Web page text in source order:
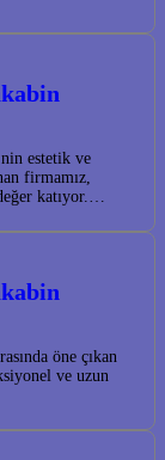
estetik ve
firmamız,
katıyor.…
öne çıkan
ve uzun